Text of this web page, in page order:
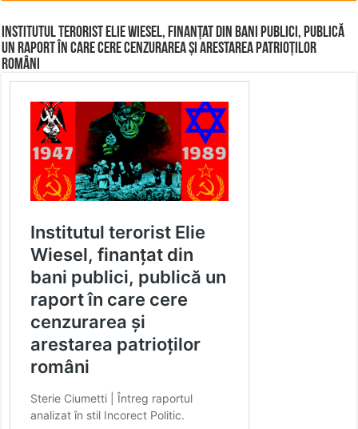
Institutul terorist Elie Wiesel, finanțat din bani publici, publică
un raport în care cere cenzurarea și arestarea patrioților
români